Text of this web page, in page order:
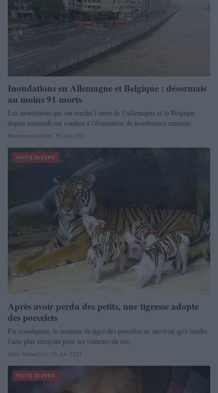
Inondations en Allemagne et Belgique : désormais
au moins 91 morts
Les inondations qui ont touché l'ouest de l'Allemagne et la Belgique
depuis mercredi ont conduit à l'évacuation de nombreuses maisons.
Redazione Online · 16 Juil 2021
FAITS DIVERS
Après avoir perdu des petits, une tigresse adopte
des porcelets
Par conséquent, le costume de tigre des porcelets ne servirait qu'à rendre
l'acte plus attrayant pour les visiteurs du zoo.
Infos Rédaction · 15 Juil 2021
FAITS DIVERS